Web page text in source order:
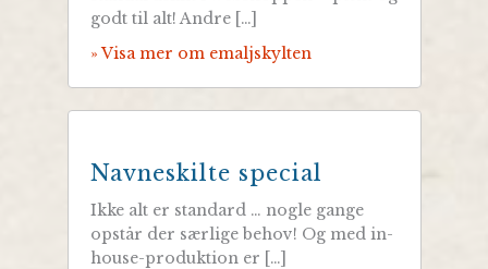
godt til alt! Andre […]
» Visa mer om emaljskylten
Navneskilte special
Ikke alt er standard … nogle gange
opstår der særlige behov! Og med in-
house-produktion er […]